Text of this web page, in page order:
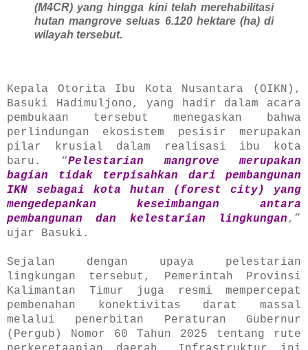
(M4CR) yang hingga kini telah merehabilitasi
hutan mangrove seluas 6.120 hektare (ha) di
wilayah tersebut.
Kepala Otorita Ibu Kota Nusantara (OIKN),
Basuki Hadimuljono, yang hadir dalam acara
pembukaan tersebut menegaskan bahwa
perlindungan ekosistem pesisir merupakan
pilar krusial dalam realisasi ibu kota
baru. “Pelestarian mangrove merupakan
bagian tidak terpisahkan dari pembangunan
IKN sebagai kota hutan (forest city) yang
mengedepankan keseimbangan antara
pembangunan dan kelestarian lingkungan ,”
ujar Basuki.
Sejalan dengan upaya pelestarian
lingkungan tersebut, Pemerintah Provinsi
Kalimantan Timur juga resmi mempercepat
pembenahan konektivitas darat massal
melalui penerbitan Peraturan Gubernur
(Pergub) Nomor 60 Tahun 2025 tentang rute